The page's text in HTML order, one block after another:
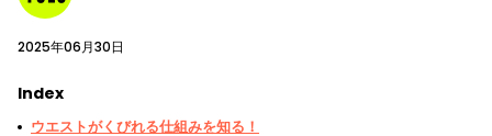
2025年06月30日
Index
ウエストがくびれる仕組みを知る！